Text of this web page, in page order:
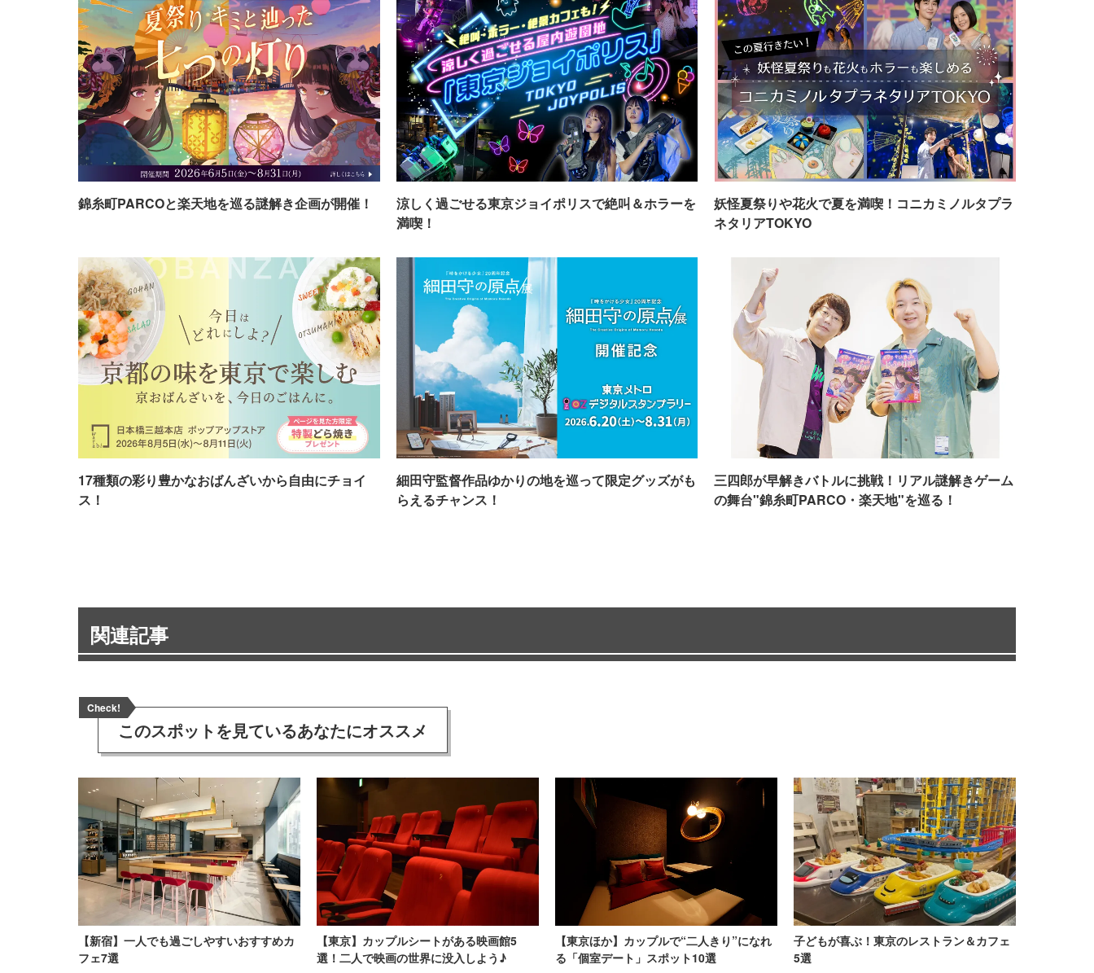
錦糸町PARCOと楽天地を巡る謎解き企画が開催！
涼しく過ごせる東京ジョイポリスで絶叫＆ホラーを
満喫！
妖怪夏祭りや花火で夏を満喫！コニカミノルタプラ
ネタリアTOKYO
17種類の彩り豊かなおばんざいから自由にチョイ
ス！
細田守監督作品ゆかりの地を巡って限定グッズがも
らえるチャンス！
三四郎が早解きバトルに挑戦！リアル謎解きゲーム
の舞台"錦糸町PARCO・楽天地"を巡る！
関連記事
Check!
このスポットを見ているあなたにオススメ
【新宿】一人でも過ごしやすいおすすめカ
フェ7選
【東京】カップルシートがある映画館5
選！二人で映画の世界に没入しよう♪
【東京ほか】カップルで“二人きり”になれ
る「個室デート」スポット10選
子どもが喜ぶ！東京のレストラン＆カフェ
5選